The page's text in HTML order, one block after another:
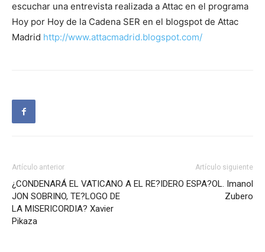
escuchar una entrevista realizada a Attac en el programa
Hoy por Hoy de la Cadena SER en el blogspot de Attac
Madrid http://www.attacmadrid.blogspot.com/
Artículo anterior
¿CONDENARÁ EL VATICANO A
JON SOBRINO, TE?LOGO DE
LA MISERICORDIA? Xavier
Pikaza
Artículo siguiente
EL RE?IDERO ESPA?OL. Imanol
Zubero